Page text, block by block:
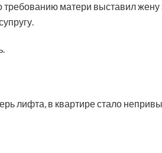
требованию матери выставил
лифта, в квартире стало